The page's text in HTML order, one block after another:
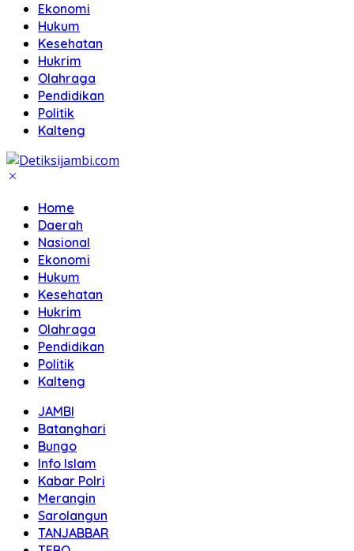
Ekonomi
Hukum
Kesehatan
Hukrim
Olahraga
Pendidikan
Politik
Kalteng
Home
Daerah
Nasional
Ekonomi
Hukum
Kesehatan
Hukrim
Olahraga
Pendidikan
Politik
Kalteng
JAMBI
Batanghari
Bungo
Info Islam
Kabar Polri
Merangin
Sarolangun
TANJABBAR